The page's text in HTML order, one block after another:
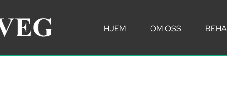
HJEM OM OSS